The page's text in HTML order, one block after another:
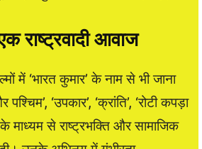
राष्ट्रवादी आवाज
में ‘भारत कुमार’ के नाम से भी जाना
‘उपकार’, ‘क्रांति’, ‘रोटी कपड़ा
माध्यम से राष्ट्रभक्ति और सामाजिक